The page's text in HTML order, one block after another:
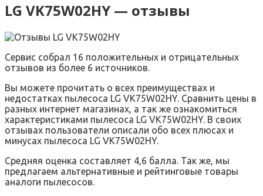
LG VK75W02HY — отзывы
Сервис собрал 16 положительных и отрицательных
отзывов из более 6 источников.
Вы можете прочитать о всех преимуществах и
недостатках пылесоса LG VK75W02HY. Сравнить цены в
разных интернет магазинах, а так же ознакомиться
характеристиками пылесоса LG VK75W02HY. В своих
отзывах пользователи описали обо всех плюсах и
минусах пылесоса LG VK75W02HY.
Средняя оценка составляет 4,6 балла. Так же, мы
предлагаем альтернативные и рейтинговые товары
аналоги пылесосов.